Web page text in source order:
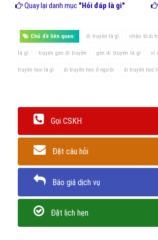
Quay lại danh mục "Hỏi đáp là gì"
Chủ đề liên quan: di truyền là gì nhân tố di
là gì truyện gen di truyền gen di truyền là gì ví
truyền học là gì di truyền học ở người di truyền học
Gọi CSKH
Đặt câu hỏi
Báo giá dịch vụ
Đặt lịch hẹn